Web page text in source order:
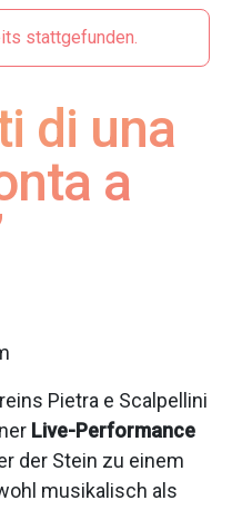
stattgefunden.
di una
a
Pietra e Scalpellini
Live-Performance
der Stein zu einem
musikalisch als